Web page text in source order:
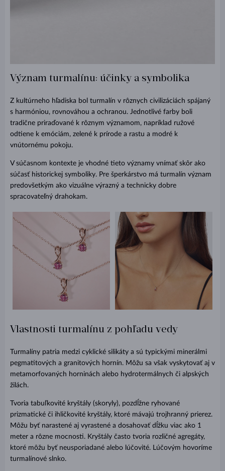
Význam turmalínu: účinky a symbolika
Z kultúrneho hľadiska bol turmalín v rôznych civilizáciách spájaný
s harmóniou, rovnováhou a ochranou. Jednotlivé farby boli
tradične priraďované k rôznym významom, napríklad ružové
odtiene k emóciám, zelené k prírode a rastu a modré k
vnútornému pokoju.
V súčasnom kontexte je vhodné tieto významy vnímať skôr ako
súčasť historickej symboliky. Pre šperkárstvo má turmalín význam
predovšetkým ako vizuálne výrazný a technicky dobre
spracovateľný drahokam.
Vlastnosti turmalínu z pohľadu vedy
Turmalíny patria medzi cyklické silikáty a sú typickými minerálmi
pegmatitových a granitových hornín. Môžu sa však vyskytovať aj v
metamorfovaných horninách alebo hydrotermálnych či alpských
žilách.
Tvoria tabuľkovité kryštály (skoryly), pozdĺžne ryhované
prizmatické či ihličkovité kryštály, ktoré mávajú trojhranný prierez.
Môžu byť narastené aj vyrastené a dosahovať dĺžku viac ako 1
meter a rôzne mocnosti. Kryštály často tvoria rozličné agregáty,
ktoré môžu byť neusporiadané alebo lúčovité. Lúčovým hovoríme
turmalínové slnko.